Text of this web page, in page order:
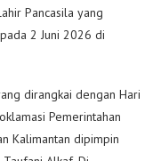
Pancasila yang
2 Juni 2026 di
dirangkai dengan Hari
Pemerintahan
Kalimantan dipimpin